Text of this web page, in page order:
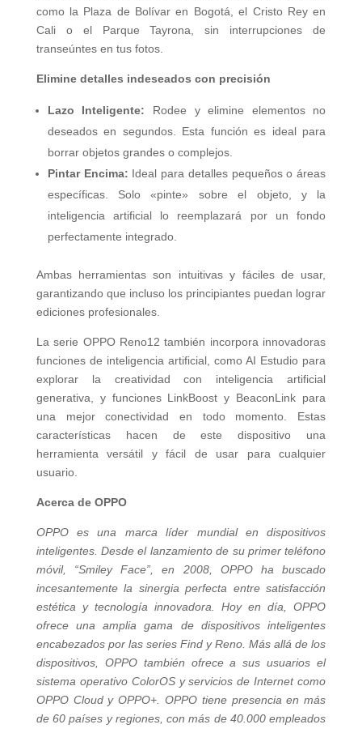
como la Plaza de Bolívar en Bogotá, el Cristo Rey en
Cali o el Parque Tayrona, sin interrupciones de
transeúntes en tus fotos.
Elimine detalles indeseados con precisión
Lazo Inteligente: Rodee y elimine elementos no
deseados en segundos. Esta función es ideal para
borrar objetos grandes o complejos.
Pintar Encima: Ideal para detalles pequeños o áreas
específicas. Solo «pinte» sobre el objeto, y la
inteligencia artificial lo reemplazará por un fondo
perfectamente integrado.
Ambas herramientas son intuitivas y fáciles de usar,
garantizando que incluso los principiantes puedan lograr
ediciones profesionales.
La serie OPPO Reno12 también incorpora innovadoras
funciones de inteligencia artificial, como AI Estudio para
explorar la creatividad con inteligencia artificial
generativa, y funciones LinkBoost y BeaconLink para
una mejor conectividad en todo momento. Estas
características hacen de este dispositivo una
herramienta versátil y fácil de usar para cualquier
usuario.
Acerca de OPPO
OPPO es una marca líder mundial en dispositivos
inteligentes. Desde el lanzamiento de su primer teléfono
móvil, “Smiley Face”, en 2008, OPPO ha buscado
incesantemente la sinergia perfecta entre satisfacción
estética y tecnología innovadora. Hoy en día, OPPO
ofrece una amplia gama de dispositivos inteligentes
encabezados por las series Find y Reno. Más allá de los
dispositivos, OPPO también ofrece a sus usuarios el
sistema operativo ColorOS y servicios de Internet como
OPPO Cloud y OPPO+. OPPO tiene presencia en más
de 60 países y regiones, con más de 40.000 empleados